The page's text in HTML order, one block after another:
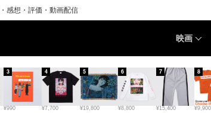
感想・評価・動画配信
映画
¥990
3
¥7,700
4
¥19,800
5
¥8,800
6
¥15,400
7
¥9,900
8